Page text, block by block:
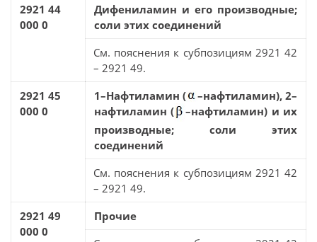
2921 44
000 0
Дифениламин и его производные;
соли этих соединений
См. пояснения к субпозициям 2921 42
– 2921 49.
2921 45
000 0
1–Нафтиламин (
–нафтиламин), 2–
нафтиламин (
–нафтиламин) и их
производные; соли этих
соединений
См. пояснения к субпозициям 2921 42
– 2921 49.
2921 49
000 0
Прочие